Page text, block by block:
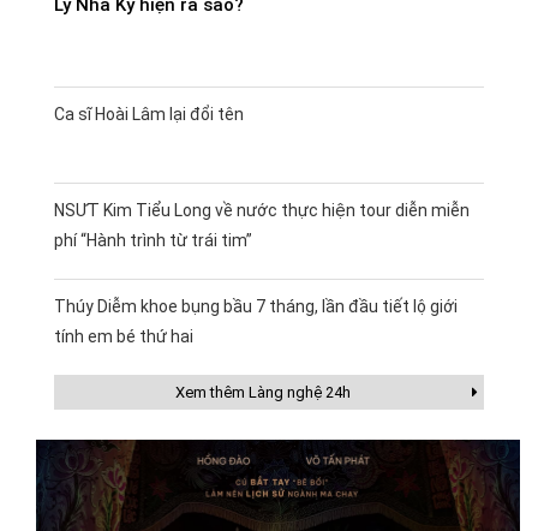
Lý Nhã Kỳ hiện ra sao?
Ca sĩ Hoài Lâm lại đổi tên
NSƯT Kim Tiểu Long về nước thực hiện tour diễn miễn
phí “Hành trình từ trái tim”
Thúy Diễm khoe bụng bầu 7 tháng, lần đầu tiết lộ giới
tính em bé thứ hai
Xem thêm Làng nghệ 24h